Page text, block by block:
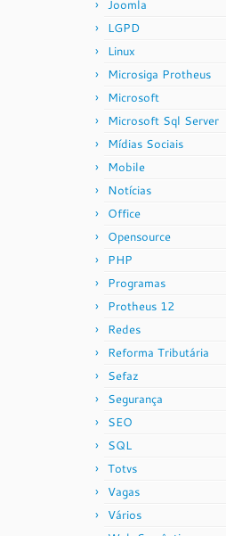
Joomla
LGPD
Linux
Microsiga Protheus
Microsoft
Microsoft Sql Server
Mídias Sociais
Mobile
Notícias
Office
Opensource
PHP
Programas
Protheus 12
Redes
Reforma Tributária
Sefaz
Segurança
SEO
SQL
Totvs
Vagas
Vários